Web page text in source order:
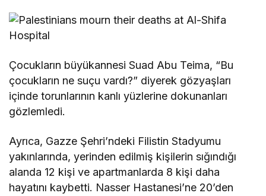
Çocukların büyükannesi Suad Abu Teima, “Bu
çocukların ne suçu vardı?” diyerek gözyaşları
içinde torunlarının kanlı yüzlerine dokunanları
gözlemledi.
Ayrıca, Gazze Şehri’ndeki Filistin Stadyumu
yakınlarında, yerinden edilmiş kişilerin sığındığı
alanda 12 kişi ve apartmanlarda 8 kişi daha
hayatını kaybetti. Nasser Hastanesi’ne 20’den